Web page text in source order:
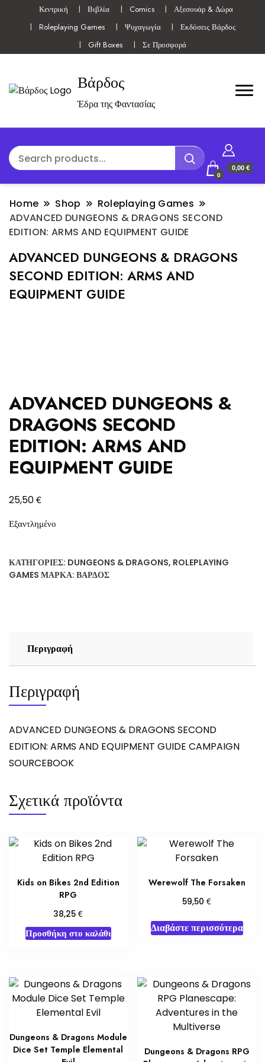
Κεντρική Βιβλία Comics
Αξεσουάρ & Δώρα
Roleplaying Games
Ψυχαγωγία
Εκδόσεις Βάρδος
Gift Boxes
Σε Προσφορά
Βάρδος
Έδρα της Φαντασίας
0
0,00 €
Home Shop
Roleplaying Games
ADVANCED DUNGEONS & DRAGONS SECOND
EDITION: ARMS AND EQUIPMENT GUIDE
ADVANCED DUNGEONS & DRAGONS
SECOND EDITION: ARMS AND
EQUIPMENT GUIDE
ADVANCED DUNGEONS &
DRAGONS SECOND
EDITION: ARMS AND
EQUIPMENT GUIDE
25,50€
Εξαντλημένο
ΚΑΤΗΓΟΡΊΕΣ: DUNGEONS & DRAGONS, ROLEPLAYING
GAMES ΜΆΡΚΑ: ΒΆΡΔΟΣ
Περιγραφή
Περιγραφή
ADVANCED DUNGEONS & DRAGONS SECOND
EDITION: ARMS AND EQUIPMENT GUIDE CAMPAIGN
SOURCEBOOK
Σχετικά προϊόντα
Kids on Bikes 2nd Edition
RPG
38,25€
Προσθήκη στο καλάθι
Werewolf The Forsaken
59,50€
Διαβάστε περισσότερα
Dungeons & Dragons Module
Dice Set Temple Elemental
Dungeons & Dragons RPG